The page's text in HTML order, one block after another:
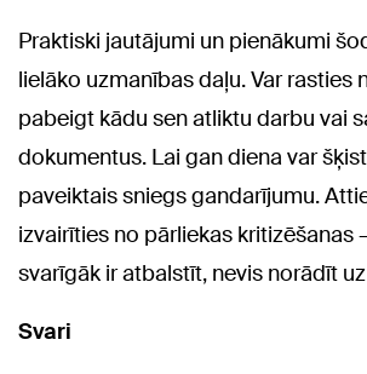
Praktiski jautājumi un pienākumi
lielāko uzmanības daļu. Var rasties
pabeigt kādu sen atliktu darbu vai
dokumentus. Lai gan diena var
paveiktais sniegs gandarījumu.
izvairīties no pārliekas kritizēšanas
svarīgāk ir atbalstīt, nevis norādīt
Svari